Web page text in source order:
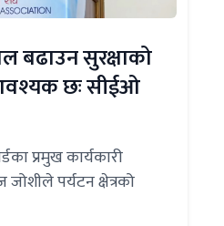
बढाउन सुरक्षाको
छः सीईओ
प्रमुख कार्यकारी
पर्यटन क्षेत्रको